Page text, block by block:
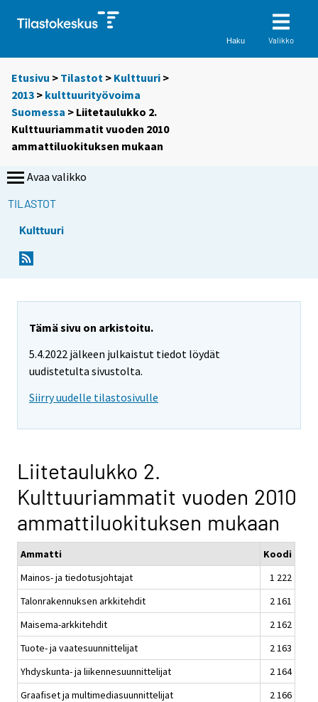
Haku Valikko
Etusivu > Tilastot > Kulttuuri >
2013 > kulttuurityövoima
Suomessa > Liitetaulukko 2.
Kulttuuriammatit vuoden 2010
ammattiluokituksen mukaan
Avaa valikko
TILASTOT
Kulttuuri
Tämä sivu on arkistoitu.
5.4.2022 jälkeen julkaistut tiedot löydät
uudistetulta sivustolta.
Siirry uudelle tilastosivulle
Liitetaulukko 2.
Kulttuuriammatit vuoden 2010
ammattiluokituksen mukaan
Ammatti
Koodi
Mainos- ja tiedotusjohtajat
1 222
Talonrakennuksen arkkitehdit
2 161
Maisema-arkkitehdit
2 162
Tuote- ja vaatesuunnittelijat
2 163
Yhdyskunta- ja liikennesuunnittelijat
2 164
Graafiset ja multimediasuunnittelijat
2 166